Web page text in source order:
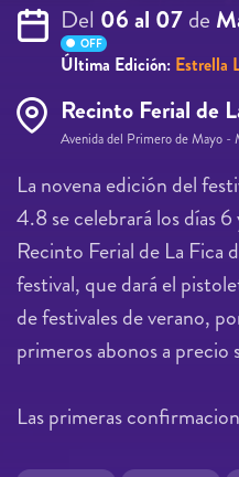
Del 06 al 07de
OFF
Última Edición: Estrella
Recinto Ferial de
Avenida del Primero de Mayo -
La novena edición del
4.8 se celebrará los días
Recinto Ferial de La Fica
festival, que dará el
de festivales de verano,
primeros abonos a
Las primeras